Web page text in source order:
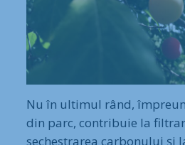
Nu în ultimul rând,
din parc, contribuie la
sechestrarea carbonului și